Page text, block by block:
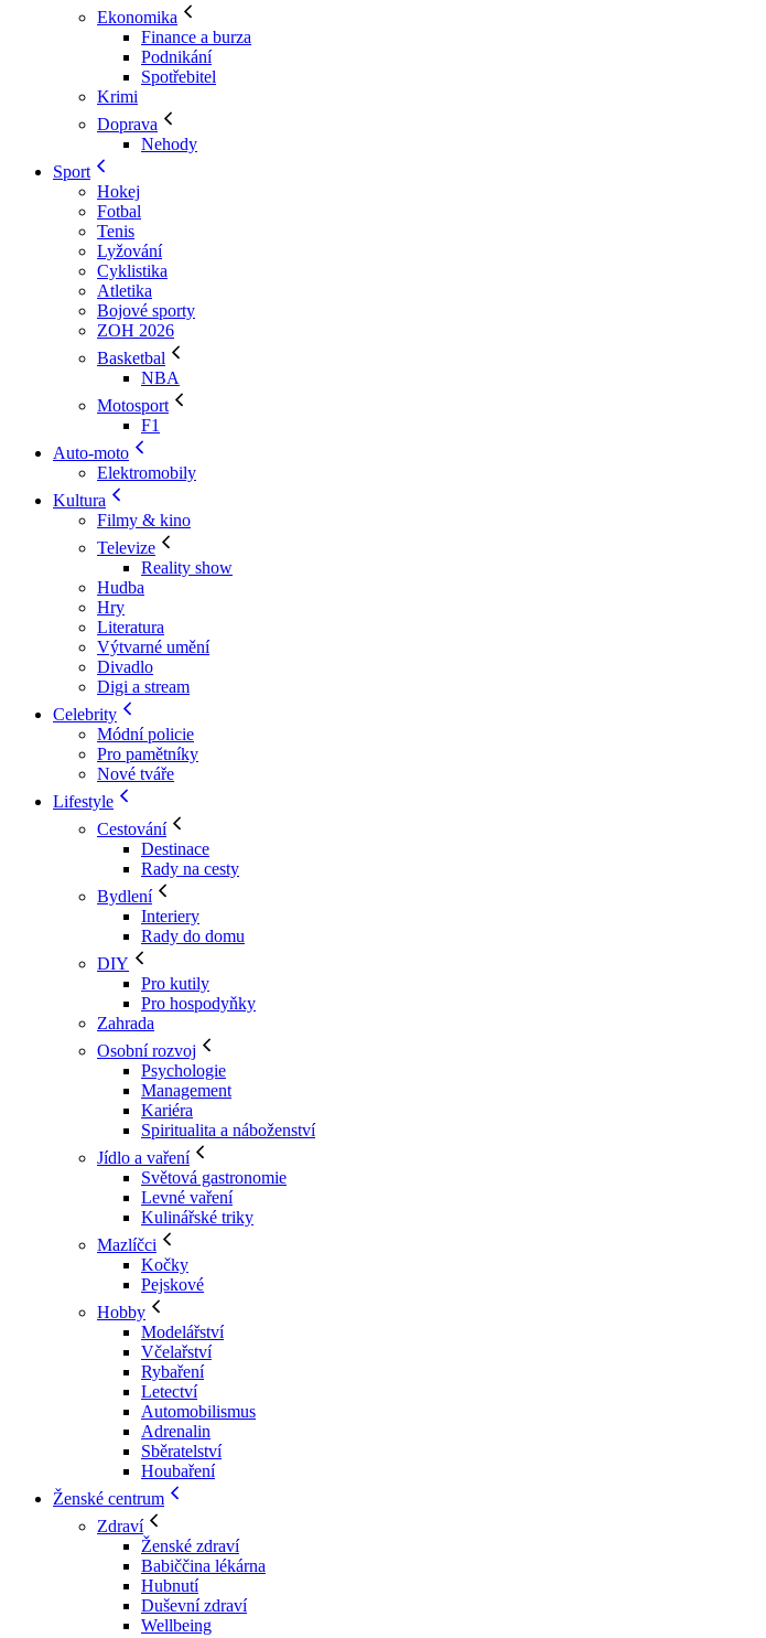
Ekonomika
Finance a burza
Podnikání
Spotřebitel
Krimi
Doprava
Nehody
Sport
Hokej
Fotbal
Tenis
Lyžování
Cyklistika
Atletika
Bojové sporty
ZOH 2026
Basketbal
NBA
Motosport
F1
Auto-moto
Elektromobily
Kultura
Filmy & kino
Televize
Reality show
Hudba
Hry
Literatura
Výtvarné umění
Divadlo
Digi a stream
Celebrity
Módní policie
Pro pamětníky
Nové tváře
Lifestyle
Cestování
Destinace
Rady na cesty
Bydlení
Interiery
Rady do domu
DIY
Pro kutily
Pro hospodyňky
Zahrada
Osobní rozvoj
Psychologie
Management
Kariéra
Spiritualita a náboženství
Jídlo a vaření
Světová gastronomie
Levné vaření
Kulinářské triky
Mazlíčci
Kočky
Pejskové
Hobby
Modelářství
Včelařství
Rybaření
Letectví
Automobilismus
Adrenalin
Sběratelství
Houbaření
Ženské centrum
Zdraví
Ženské zdraví
Babiččina lékárna
Hubnutí
Duševní zdraví
Wellbeing